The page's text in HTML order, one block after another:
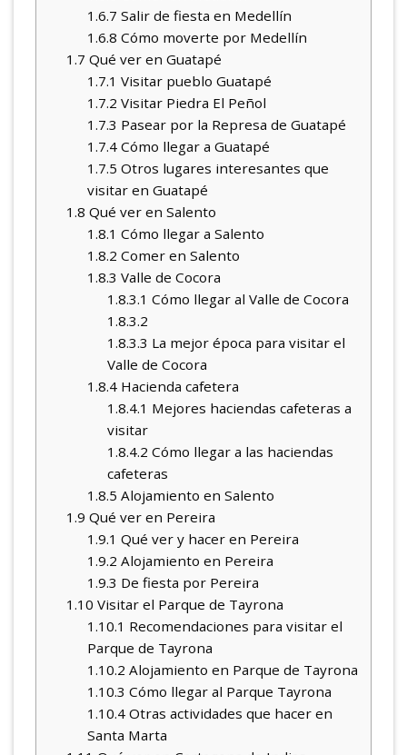
1.6.7 Salir de fiesta en Medellín
1.6.8 Cómo moverte por Medellín
1.7 Qué ver en Guatapé
1.7.1 Visitar pueblo Guatapé
1.7.2 Visitar Piedra El Peñol
1.7.3 Pasear por la Represa de Guatapé
1.7.4Cómo llegar a Guatapé
1.7.5 Otros lugares interesantes que
visitar en Guatapé
1.8 Qué ver en Salento
1.8.1 Cómo llegar a Salento
1.8.2 Comer en Salento
1.8.3 Valle de Cocora
1.8.3.1 Cómo llegar al Valle de Cocora
1.8.3.2
1.8.3.3 La mejor época para visitar el
Valle de Cocora
1.8.4Hacienda cafetera
1.8.4.1 Mejores haciendas cafeteras a
visitar
1.8.4.2 Cómo llegar a las haciendas
cafeteras
1.8.5 Alojamiento en Salento
1.9 Qué ver en Pereira
1.9.1 Qué ver y hacer en Pereira
1.9.2 Alojamiento en Pereira
1.9.3 De fiesta por Pereira
1.10 Visitar el Parque de Tayrona
1.10.1 Recomendaciones para visitar el
Parque de Tayrona
1.10.2 Alojamiento en Parque de Tayrona
1.10.3 Cómo llegar al Parque Tayrona
1.10.4Otras actividades que hacer en
Santa Marta